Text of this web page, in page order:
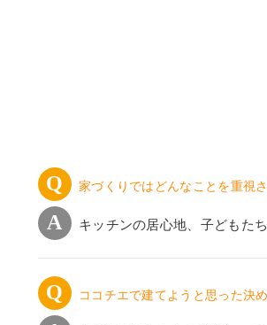
家づくりではどんなことを重視
キッチンの居心地、子どもた
ココチエで建てようと思った決